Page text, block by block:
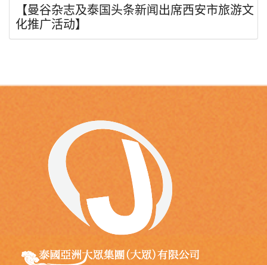
【曼谷杂志及泰国头条新闻出席西安市旅游文
化推广活动】